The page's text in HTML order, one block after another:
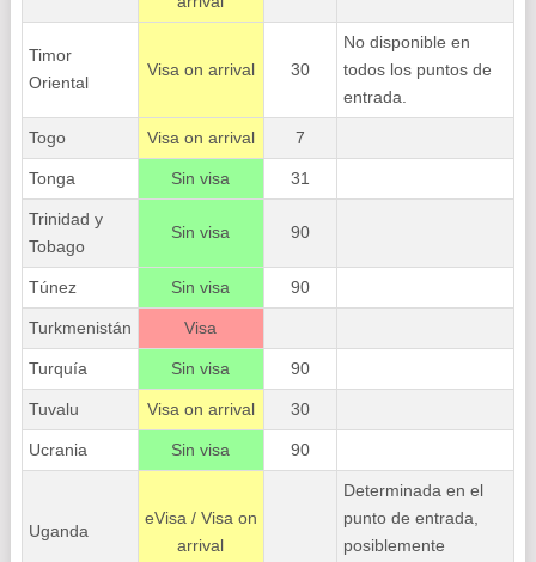
Timor
Oriental
Visa on arrival 30
No disponible en
todos los puntos de
entrada.
Togo Visa on arrival 7
Tonga Sin visa 31
Trinidad y
Tobago
Sin visa 90
Túnez Sin visa 90
Turkmenistán Visa
Turquía Sin visa 90
Tuvalu Visa on arrival 30
Ucrania Sin visa 90
Uganda
eVisa / Visa on
arrival
Determinada en el
punto de entrada,
posiblemente